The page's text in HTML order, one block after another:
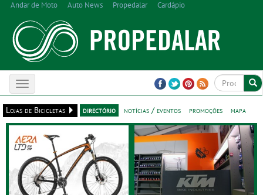
Andar de Moto Auto News Propedalar Cardápio
Toggle
navigation
Lojas de Bicicletas
directório notícias / eventos promoções mapa